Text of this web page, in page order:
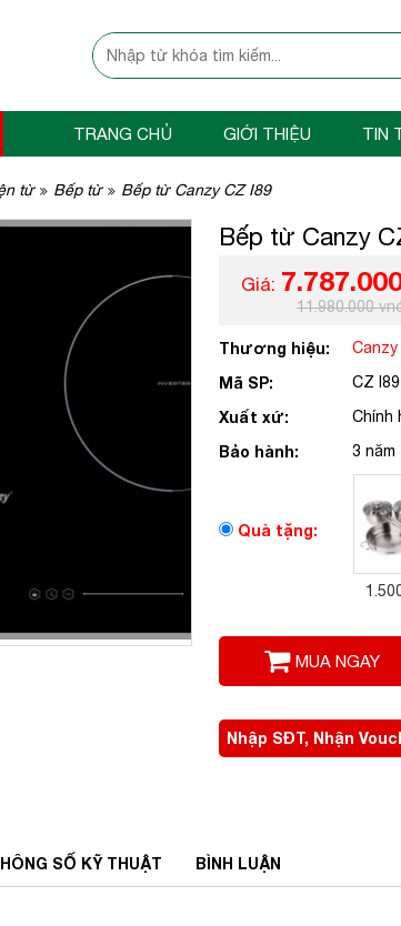
TRANG CHỦ GIỚI THIỆU TIN
từ Bếp từ Bếp từ Canzy CZ I89
Bếp từ Canzy
Giá:
11.980.000
Thương hiệu: Canzy
Mã SP: CZ I89
Xuất xứ: Chính
Bảo hành: 3 năm
Quà tặng:
MUA NGAY
Nhập SĐT, Nhận
SỐ KỸ THUẬT BÌNH LUẬN